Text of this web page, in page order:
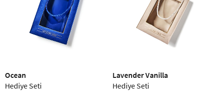
Ocean
Hediye Seti
Lavender Vanilla
Hediye Seti